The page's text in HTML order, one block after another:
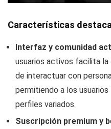
Características
Interfaz y comunidad
usuarios activos facilita la
de interactuar con
permitiendo a los usuarios
perfiles variados.
Suscripción premium y